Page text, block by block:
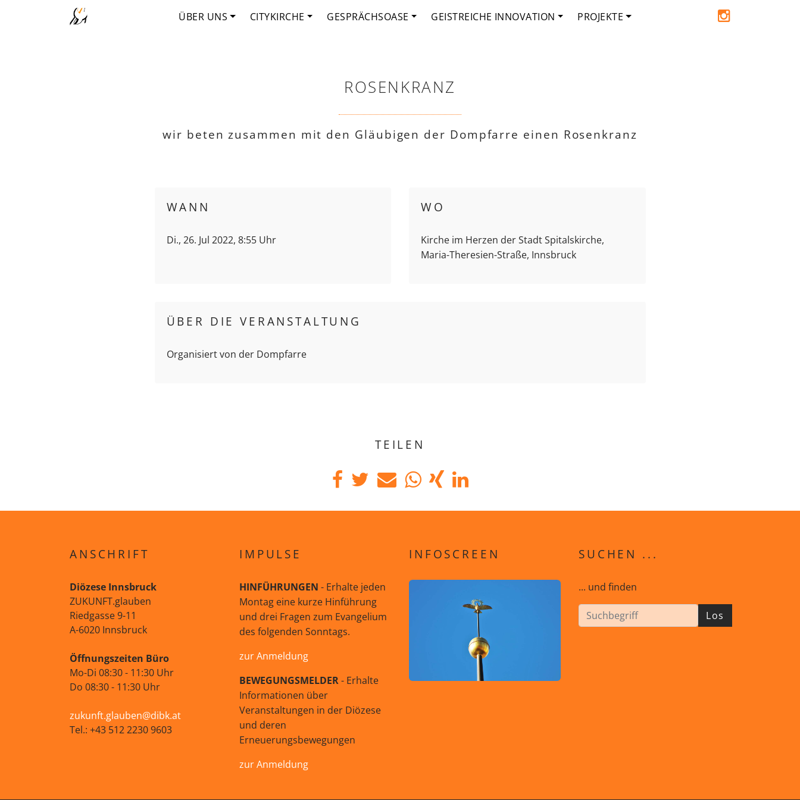
ÜBER UNS CITYKIRCHE GESPRÄCHSOASE GEISTREICHE INNOVATION PROJEKTE
ROSENKRANZ
wir beten zusammen mit den Gläubigen der Dompfarre einen Rosenkranz
WANN
Di., 26. Jul 2022, 8:55 Uhr
WO
Kirche im Herzen der Stadt Spitalskirche,
Maria-Theresien-Straße, Innsbruck
ÜBER DIE VERANSTALTUNG
Organisiert von der Dompfarre
TEILEN
ANSCHRIFT
Diözese Innsbruck
ZUKUNFT.glauben
Riedgasse 9-11
A-6020 Innsbruck
Öffnungszeiten Büro
Mo-Di 08:30 - 11:30 Uhr
Do 08:30 - 11:30 Uhr
zukunft.glauben@dibk.at
Tel.: +43 512 2230 9603
IMPULSE
HINFÜHRUNGEN - Erhalte jeden
Montag eine kurze Hinführung
und drei Fragen zum Evangelium
des folgenden Sonntags.
zur Anmeldung
BEWEGUNGSMELDER- Erhalte
Informationen über
Veranstaltungen in der Diözese
und deren
Erneuerungsbewegungen
zur Anmeldung
INFOSCREEN SUCHEN ...
... und finden
Los